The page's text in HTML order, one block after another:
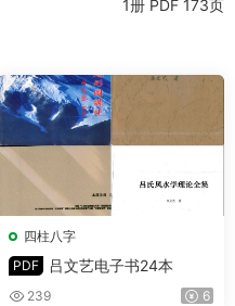
1册 PDF 173页
四柱八字
PDF
吕文艺电子书24本
239 6